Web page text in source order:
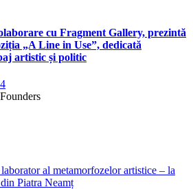
cu Fragment Gallery, prezintă
„A Line in Use”, dedicată
artistic și politic
al metamorfozelor artistice – la
Piatra Neamț